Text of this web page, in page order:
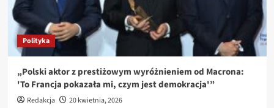
Polityka
„Polski aktor z prestiżowym wyróżnieniem od Macrona:
'To Francja pokazała mi, czym jest demokracja'”
Redakcja 20 kwietnia, 2026